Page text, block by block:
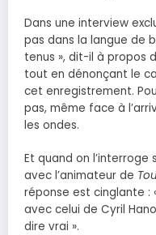
Dans une interview
pas dans la langue de
tenus », dit-il à propos
tout en dénonçant le
cet enregistrement.
pas, même face à
les ondes.
Et quand on
avec l’animateur de
réponse est cinglante :
avec celui de Cyril
dire vrai ».